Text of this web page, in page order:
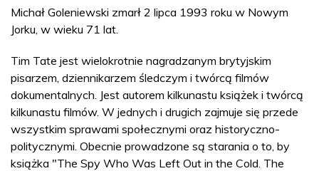
Michał Goleniewski zmarł 2 lipca 1993 roku w Nowym
Jorku, w wieku 71 lat.
Tim Tate jest wielokrotnie nagradzanym brytyjskim
pisarzem, dziennikarzem śledczym i twórcą filmów
dokumentalnych. Jest autorem kilkunastu książek i twórcą
kilkunastu filmów. W jednych i drugich zajmuje się przede
wszystkim sprawami społecznymi oraz historyczno-
politycznymi. Obecnie prowadzone są starania o to, by
książka "The Spy Who Was Left Out in the Cold. The